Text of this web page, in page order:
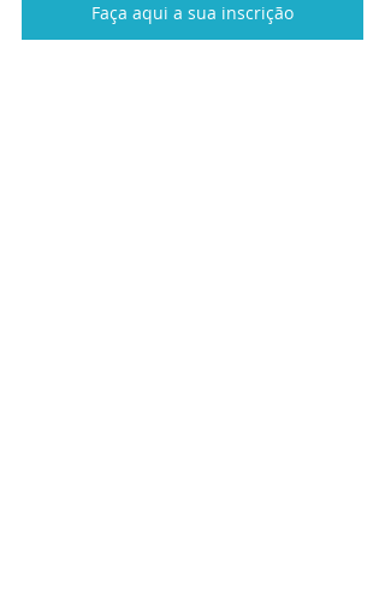
Faça aqui a sua inscrição